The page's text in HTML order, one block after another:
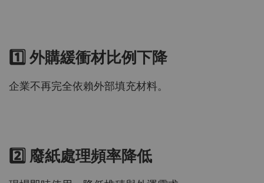
1️⃣ 外購緩衝材比例下降
企業不再完全依賴外部填充材料。
2️⃣ 廢紙處理頻率降低